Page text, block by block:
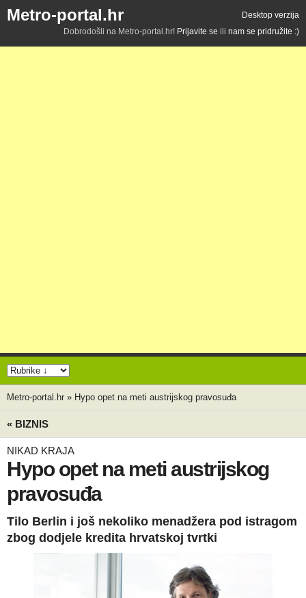
Metro-portal.hr
Desktop verzija
Dobrodošli na Metro-portal.hr! Prijavite se ili nam se pridružite :)
Metro-portal.hr » Hypo opet na meti austrijskog pravosuđa
« BIZNIS
NIKAD KRAJA
Hypo opet na meti austrijskog
pravosuđa
Tilo Berlin i još nekoliko menadžera pod istragom
zbog dodjele kredita hrvatskoj tvrtki